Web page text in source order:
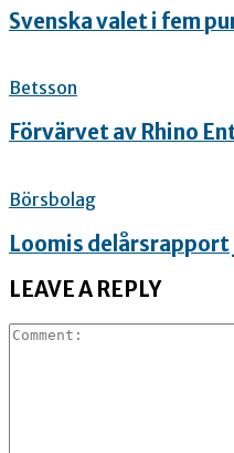
Svenska valet i fem
Betsson
Förvärvet av Rhino
Börsbolag
Loomis
LEAVE A REPLY